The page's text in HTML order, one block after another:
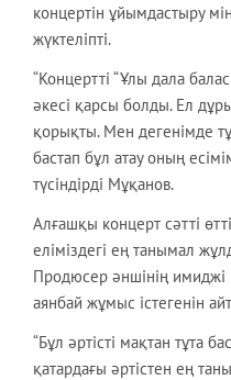
концертін ұйымдастыру
жүктеліпті.
“Концертті “Ұлы дала
әкесі қарсы болды. Ел
қорықты. Мен дегенімде
бастап бұл атау оның
түсіндірді Мұқанов.
Алғашқы концерт сәтті
еліміздегі ең танымал
Продюсер әншінің
аянбай жұмыс істегенін
“Бұл әртісті мақтан тұта
қатардағы әртістен ең